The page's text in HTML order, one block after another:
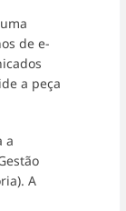
de e-
a peça
a
A